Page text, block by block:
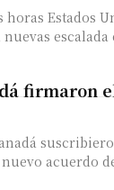
Estados
firmaron
acuerdo